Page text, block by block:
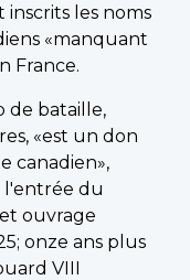
inscrits les noms
«manquant
France.
de bataille,
«est un don
canadien»,
l'entrée du
ouvrage
onze ans plus
VIII